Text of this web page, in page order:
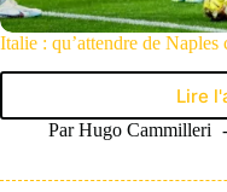
Italie : qu’attendre de Naples
Lire
Par Hugo Cammilleri